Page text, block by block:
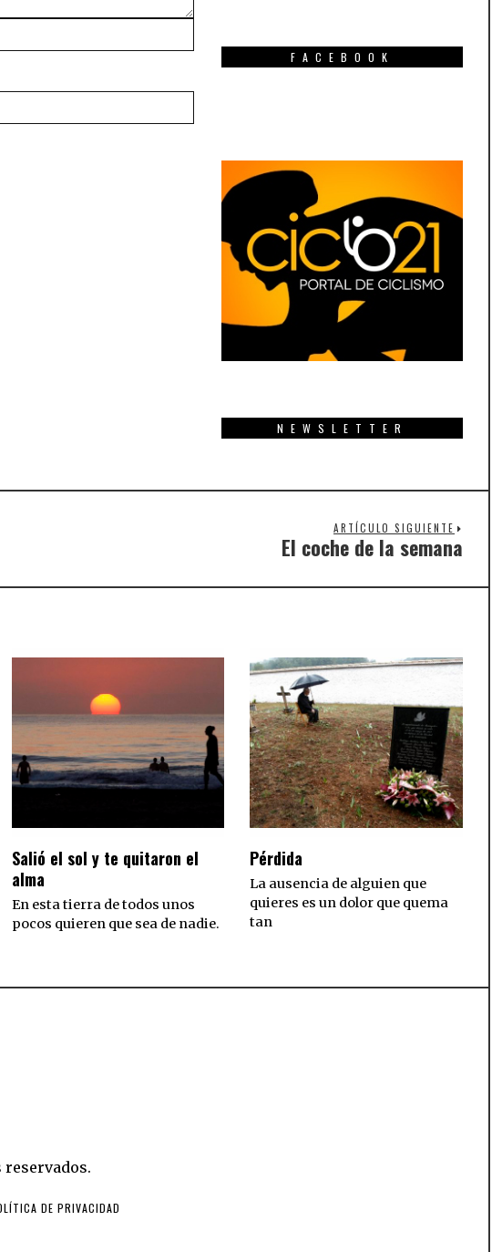
FACEBOOK
NEWSLETTER
ARTÍCULO SIGUIENTE
El coche de la semana
Salió el sol y te quitaron el
alma
En esta tierra de todos unos
pocos quieren que sea de nadie.
Pérdida
La ausencia de alguien que
quieres es un dolor que quema
tan
reservados.
DE PRIVACIDAD